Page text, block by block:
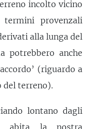
incolto vicino
provenzali
alla lunga del
potrebbero anche
(riguardo a
del terreno).
lontano dagli
abita la nostra